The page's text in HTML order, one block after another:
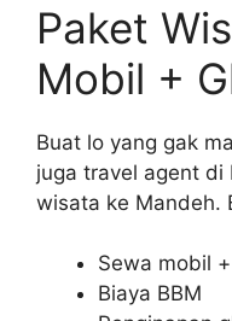
Paket
Mobil +
Buat lo yang gak
juga travel agent di
wisata ke Mandeh.
Sewa mobil
Biaya BBM